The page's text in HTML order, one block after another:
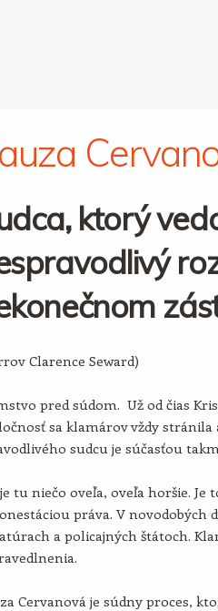
ktorý
Clarence Seward)
pred súdom. Už od čias
sa klamárov vždy stránila
sudcu je súčasťou
tu niečo oveľa, oveľa horšie. Je
práva. V novodobých
a policajných štátoch.
Cervanová je súdny proces,